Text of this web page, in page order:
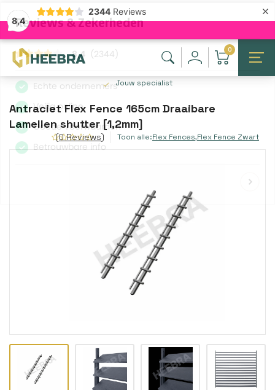
8,4
2344 Reviews ×
0
Jouw specialist
Antraciet Flex Fence 165cm Draaibare
Lamellen shutter [1,2mm]
(0 Reviews) Toon alle:Flex Fences Flex Fence Zwart